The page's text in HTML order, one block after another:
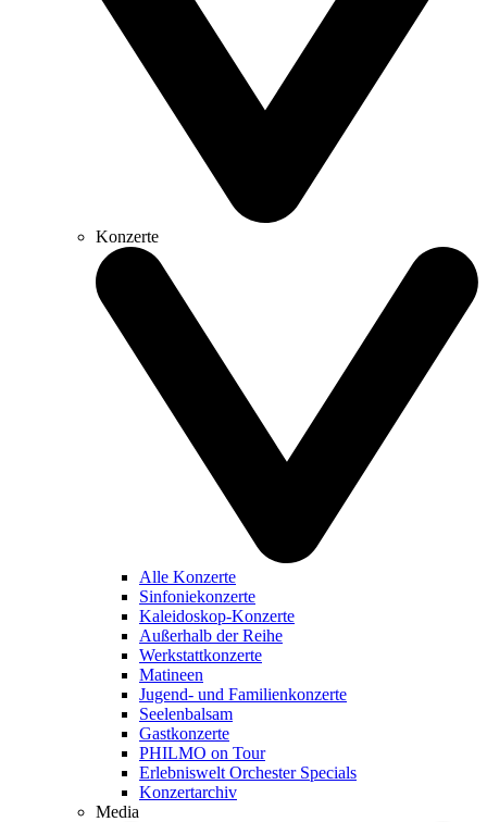
Konzerte
Alle Konzerte
Sinfoniekonzerte
Kaleidoskop-Konzerte
Außerhalb der Reihe
Werkstattkonzerte
Matineen
Jugend- und Familienkonzerte
Seelenbalsam
Gastkonzerte
PHILMO on Tour
Erlebniswelt Orchester Specials
Konzertarchiv
Media